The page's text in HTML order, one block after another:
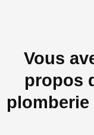
Vous
propos